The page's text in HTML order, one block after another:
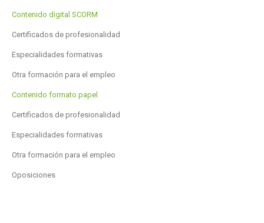
Contenido digital SCORM
Certificados de profesionalidad
Especialidades formativas
Otra formación para el empleo
Contenido formato papel
Certificados de profesionalidad
Especialidades formativas
Otra formación para el empleo
Oposiciones